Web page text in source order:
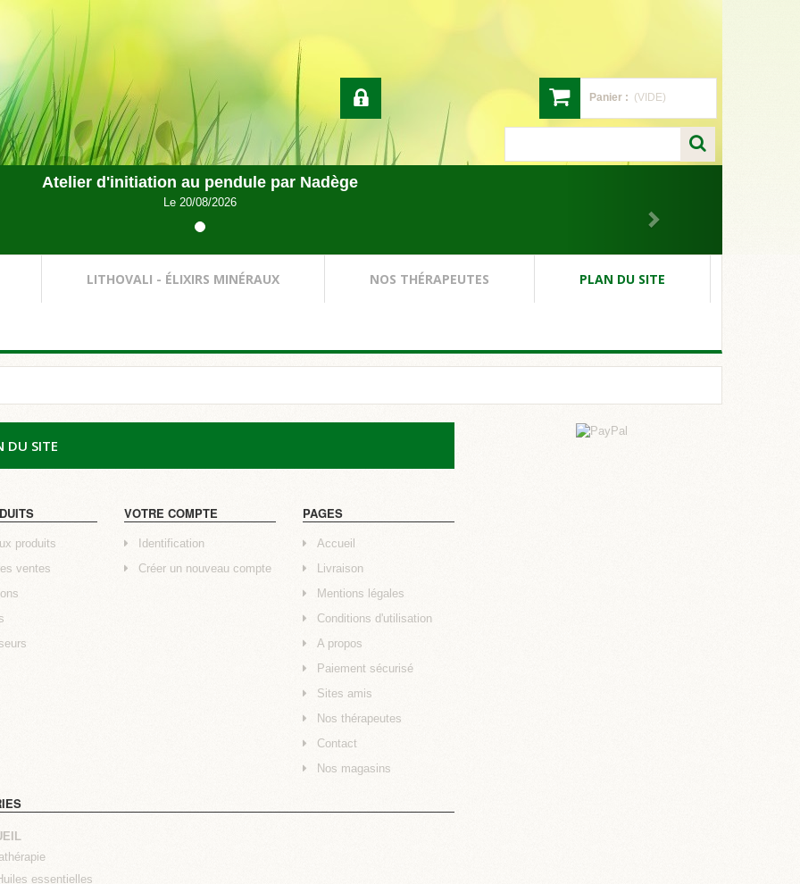
Atelier d'initiation au pendule par Nadège
Le 20/08/2026
LITHOVALI - ÉLIXIRS MINÉRAUX NOS THÉRAPEUTES PLAN DU SITE
Panier : (VIDE)
DU SITE
produits
ventes
VOTRE COMPTE
Identification
Créer un nouveau compte
PAGES
Accueil
Livraison
Mentions légales
Conditions d'utilisation
A propos
Paiement sécurisé
Sites amis
Nos thérapeutes
Contact
Nos magasins
essentielles